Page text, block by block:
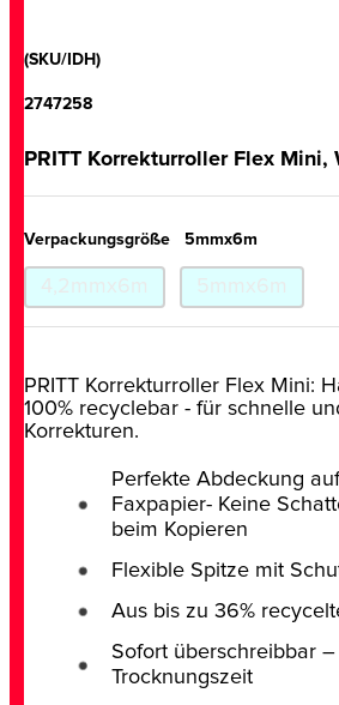
(SKU/IDH)
2747258
PRITT Korrekturroller Flex
Verpackungsgröße 5mmx6m
PRITT Korrekturroller Flex Mini:
100% recyclebar - für schnelle
Korrekturen.
Perfekte Abdeckung
Faxpapier- Keine
beim Kopieren
Flexible Spitze mit
Aus bis zu 36%
Sofort überschreibbar
Trocknungszeit